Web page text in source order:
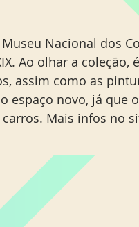
Nacional dos
Ao olhar a
assim como as
espaço novo, já que
Mais infos no